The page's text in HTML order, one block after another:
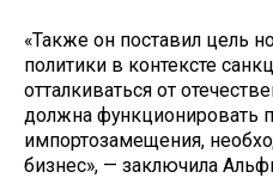
«Также он поставил цель
политики в контексте
отталкиваться от
должна функционировать
импортозамещения,
бизнес», — заключила